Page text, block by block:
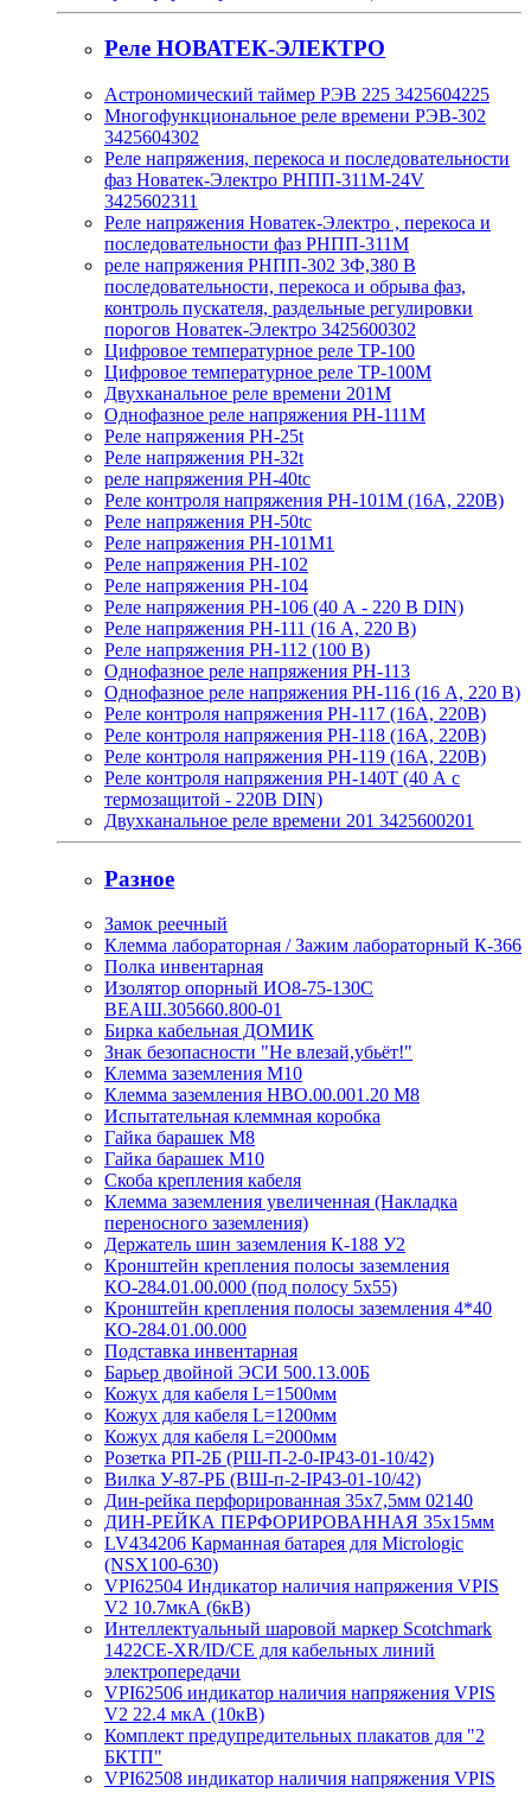
Реле НОВАТЕК-ЭЛЕКТРО
Астрономический таймер РЭВ 225 3425604225
Многофункциональное реле времени РЭВ-302
3425604302
Реле напряжения, перекоса и последовательности
фаз Новатек-Электро РНПП-311М-24V
3425602311
Реле напряжения Новатек-Электро , перекоса и
последовательности фаз РНПП-311М
реле напряжения РНПП-302 3Ф,380 В
последовательности, перекоса и обрыва фаз,
контроль пускателя, раздельные регулировки
порогов Новатек-Электро 3425600302
Цифровое температурное реле ТР-100
Цифровое температурное реле ТР-100М
Двухканальное реле времени 201М
Однофазное реле напряжения РН-111М
Реле напряжения РН-25t
Реле напряжения РН-32t
реле напряжения РН-40tc
Реле контроля напряжения РН-101М (16А, 220В)
Реле напряжения РН-50tc
Реле напряжения РН-101М1
Реле напряжения РН-102
Реле напряжения РН-104
Реле напряжения РН-106 (40 А - 220 В DIN)
Реле напряжения РН-111 (16 А, 220 В)
Реле напряжения РН-112 (100 В)
Однофазное реле напряжения РН-113
Однофазное реле напряжения РН-116 (16 А, 220 В)
Реле контроля напряжения РН-117 (16А, 220В)
Реле контроля напряжения РН-118 (16А, 220В)
Реле контроля напряжения РН-119 (16А, 220В)
Реле контроля напряжения РН-140Т (40 А с
термозащитой - 220В DIN)
Двухканальное реле времени 201 3425600201
Разное
Замок реечный
Клемма лабораторная / Зажим лабораторный К-366
Полка инвентарная
Изолятор опорный ИО8-75-130С
ВЕАШ.305660.800-01
Бирка кабельная ДОМИК
Знак безопасности "Не влезай,убьёт!"
Клемма заземления М10
Клемма заземления НВО.00.001.20 М8
Испытательная клеммная коробка
Гайка барашек М8
Гайка барашек М10
Скоба крепления кабеля
Клемма заземления увеличенная (Накладка
переносного заземления)
Держатель шин заземления К-188 У2
Кронштейн крепления полосы заземления
КО-284.01.00.000 (под полосу 5х55)
Кронштейн крепления полосы заземления 4*40
КО-284.01.00.000
Подставка инвентарная
Барьер двойной ЭСИ 500.13.00Б
Кожух для кабеля L=1500мм
Кожух для кабеля L=1200мм
Кожух для кабеля L=2000мм
Розетка РП-2Б (РШ-П-2-0-IР43-01-10/42)
Вилка У-87-РБ (ВШ-п-2-IP43-01-10/42)
Дин-рейка перфорированная 35х7,5мм 02140
ДИН-РЕЙКА ПЕРФОРИРОВАННАЯ 35х15мм
LV434206 Карманная батарея для Micrologic
(NSX100-630)
VPI62504 Индикатор наличия напряжения VPIS
V2 10.7мкА (6кВ)
Интеллектуальный шаровой маркер Scotchmark
1422CE-XR/ID/CE для кабельных линий
электропередачи
VPI62506 индикатор наличия напряжения VPIS
V2 22.4 мкА (10кВ)
Комплект предупредительных плакатов для "2
БКТП"
VPI62508 индикатор наличия напряжения VPIS